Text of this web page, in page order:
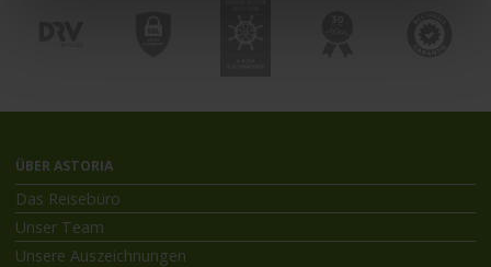
ÜBER ASTORIA
Das Reisebüro
Unser Team
Unsere Auszeichnungen